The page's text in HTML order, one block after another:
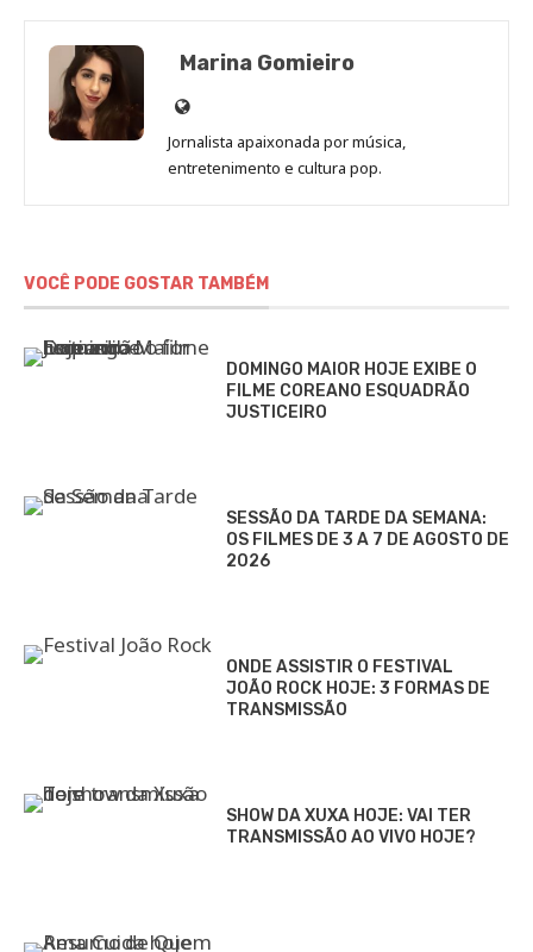
Marina Gomieiro
Site
de
Marina
Jornalista apaixonada por música,
entretenimento e cultura pop.
VOCÊ PODE GOSTAR TAMBÉM
DOMINGO MAIOR HOJE EXIBE O
FILME COREANO ESQUADRÃO
JUSTICEIRO
SESSÃO DA TARDE DA SEMANA:
OS FILMES DE 3 A 7 DE AGOSTO DE
2026
ONDE ASSISTIR O FESTIVAL
JOÃO ROCK HOJE: 3 FORMAS DE
TRANSMISSÃO
SHOW DA XUXA HOJE: VAI TER
TRANSMISSÃO AO VIVO HOJE?